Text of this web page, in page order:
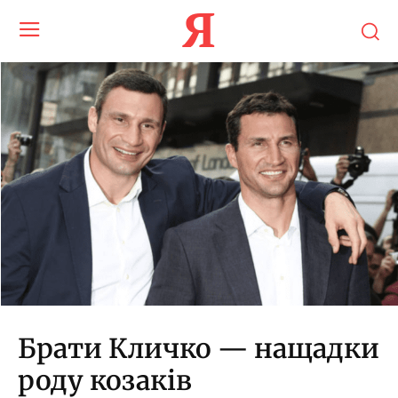
Я
Брати Кличко — нащадки
роду козаків